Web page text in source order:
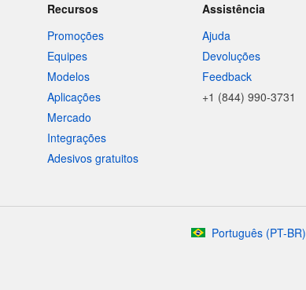
Recursos
Promoções
Equipes
Modelos
Aplicações
Mercado
Integrações
Adesivos gratuitos
Assistência
Ajuda
Devoluções
Feedback
+1 (844) 990-3731
Português (PT-BR)